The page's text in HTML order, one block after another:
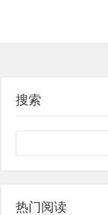
搜索
热门阅读